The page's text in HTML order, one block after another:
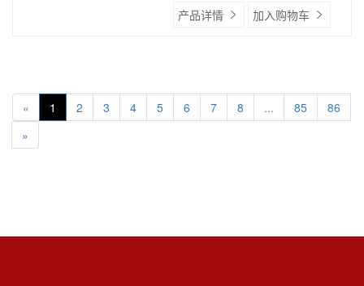
产品详情 加入购物车
« 1 2 3 4 5 6 7 8 ... 85
86
»